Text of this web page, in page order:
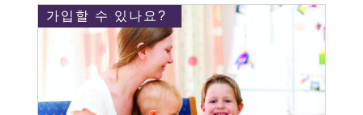
가입할 수 있나요?